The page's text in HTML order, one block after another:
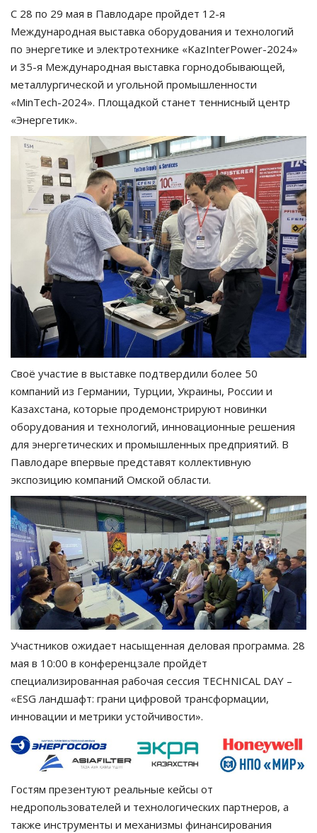
С 28 по 29 мая в Павлодаре пройдет 12-я
Международная выставка оборудования и технологий
по энергетике и электротехнике «KazInterPower-2024»
и 35-я Международная выставка горнодобывающей,
металлургической и угольной промышленности
«MinTech-2024». Площадкой станет теннисный центр
«Энергетик».
Своё участие в выставке подтвердили более 50
компаний из Германии, Турции, Украины, России и
Казахстана, которые продемонстрируют новинки
оборудования и технологий, инновационные решения
для энергетических и промышленных предприятий. В
Павлодаре впервые представят коллективную
экспозицию компаний Омской области.
Участников ожидает насыщенная деловая программа. 28
мая в 10:00 в конференцзале пройдёт
специализированная рабочая сессия TECHNICAL DAY –
«ESG ландшафт: грани цифровой трансформации,
инновации и метрики устойчивости».
Гостям презентуют реальные кейсы от
недропользователей и технологических партнеров, а
также инструменты и механизмы финансирования